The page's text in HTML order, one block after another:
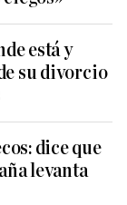
está y
su divorcio
dice que
levanta